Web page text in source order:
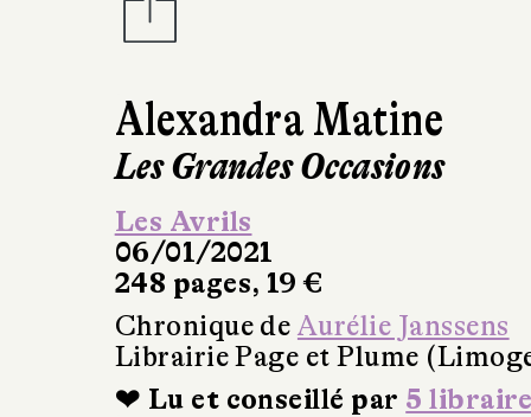
Alexandra Matine
Les Grandes Occasions
Les Avrils
06/01/2021
248 pages, 19 €
Chronique de Aurélie Janssens
Librairie Page et Plume
❤ Lu et conseillé par 5